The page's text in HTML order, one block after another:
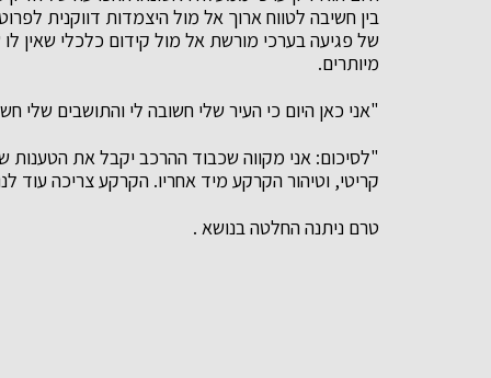
בין חשיבה לטווח ארוך אל מול היצמדות דווקנית
של פגיעה בערכי מורשת אל מול קידום כלכלי שאין
מיותרים.
"אני כאן היום כי העיר שלי חשובה לי והתושבים שלי
"לסיכום: אני מקווה שכבוד ההרכב יקבל את הטענות
קריטי, וטיהור הקרקע מיד אחריו. הקרקע צריכה עוד
טרם ניתנה החלטה בנושא .